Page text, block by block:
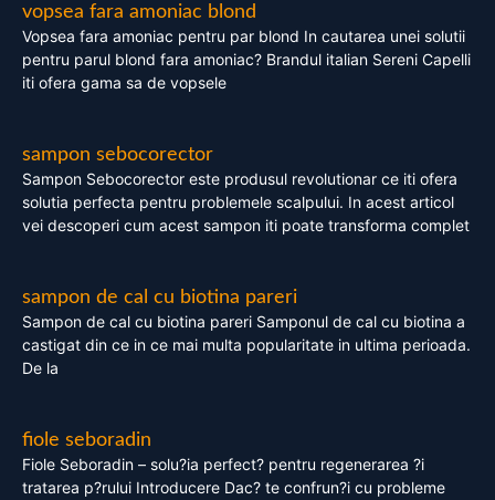
vopsea fara amoniac blond
Vopsea fara amoniac pentru par blond In cautarea unei solutii
pentru parul blond fara amoniac? Brandul italian Sereni Capelli
iti ofera gama sa de vopsele
sampon sebocorector
Sampon Sebocorector este produsul revolutionar ce iti ofera
solutia perfecta pentru problemele scalpului. In acest articol
vei descoperi cum acest sampon iti poate transforma complet
sampon de cal cu biotina pareri
Sampon de cal cu biotina pareri Samponul de cal cu biotina a
castigat din ce in ce mai multa popularitate in ultima perioada.
De la
fiole seboradin
Fiole Seboradin – solu?ia perfect? pentru regenerarea ?i
tratarea p?rului Introducere Dac? te confrun?i cu probleme